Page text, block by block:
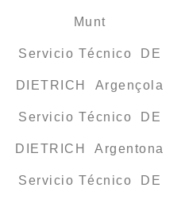
Munt
Servicio Técnico DE
DIETRICH Argençola
Servicio Técnico DE
DIETRICH Argentona
Servicio Técnico DE